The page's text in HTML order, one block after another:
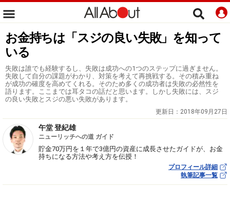
お金持ちは「スジの良い失敗」を知って
いる
失敗は誰でも経験するし、失敗は成功への1つのステップに過ぎません。
失敗して自分の課題がわかり、対策を考えて再挑戦する。その積み重ね
が成功の確度を高めてくれる。そのため多くの成功者は失敗の必然性を
語ります。ここまでは耳タコの話だと思います。しかし失敗には、スジ
の良い失敗とスジの悪い失敗があります。
更新日： 2018年09月27日
午堂 登紀雄
ニューリッチへの道 ガイド
貯金70万円を１年で3億円の資産に成長させたガイドが、お金
持ちになる方法や考え方を伝授！
プロフィール詳細
執筆記事一覧